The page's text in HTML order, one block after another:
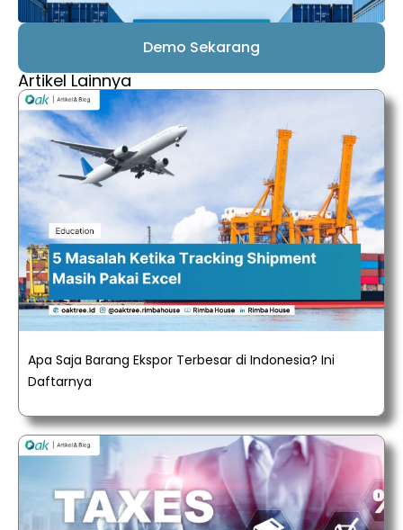
Demo Sekarang
Artikel Lainnya
Apa Saja Barang Ekspor Terbesar di Indonesia? Ini
Daftarnya